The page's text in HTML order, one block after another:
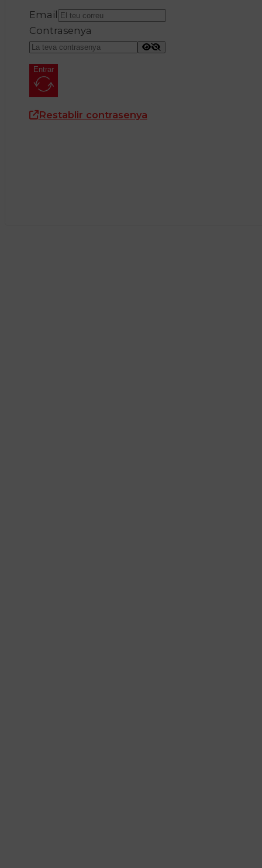
Email
Contrasenya
Entrar
Restablir contrasenya